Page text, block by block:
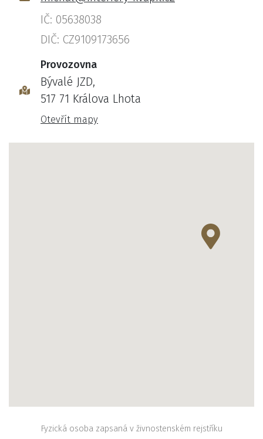
IČ: 05638038
DIČ: CZ9109173656
Provozovna
Bývalé JZD,
517 71 Králova Lhota
Otevřít mapy
Fyzická osoba zapsaná v živnostenském rejstříku